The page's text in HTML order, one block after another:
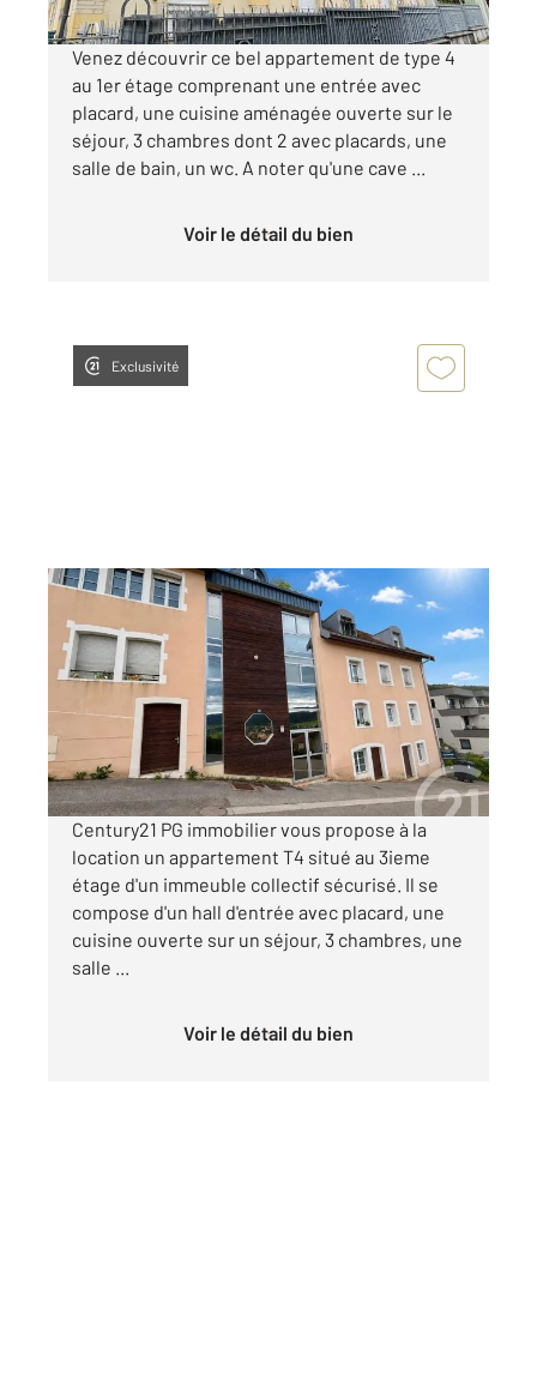
Venez découvrir ce bel appartement de type 4
au 1er étage comprenant une entrée avec
placard, une cuisine aménagée ouverte sur le
séjour, 3 chambres dont 2 avec placards, une
salle de bain, un wc. A noter qu'une cave ...
Voir le détail du bien
Exclusivité
MORTEAU 25
89,64 m
, 4 pièces
Ref : 10332
Appartement à louer
990 €
par mois charges comprises
Century21 PG immobilier vous propose à la
location un appartement T4 situé au 3ieme
étage d'un immeuble collectif sécurisé. Il se
compose d'un hall d'entrée avec placard, une
cuisine ouverte sur un séjour, 3 chambres, une
salle ...
Voir le détail du bien